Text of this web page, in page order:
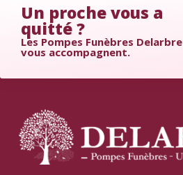
Un proche vous a
quitté ?
Les Pompes Funèbres Delarbre
vous accompagnent.